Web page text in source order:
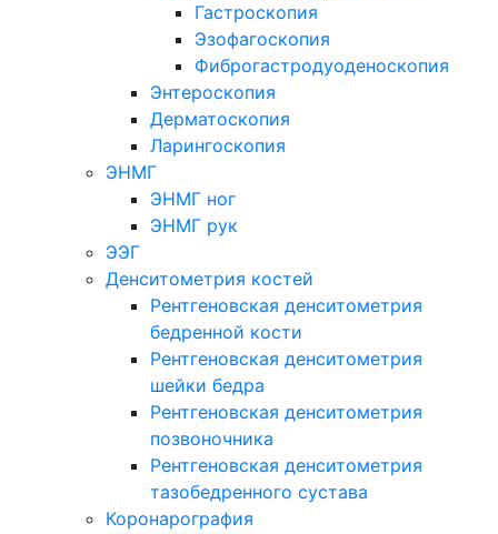
Гастроскопия
Эзофагоскопия
Фиброгастродуоденоскопия
Энтероскопия
Дерматоскопия
Ларингоскопия
ЭНМГ
ЭНМГ ног
ЭНМГ рук
ЭЭГ
Денситометрия костей
Рентгеновская денситометрия
бедренной кости
Рентгеновская денситометрия
шейки бедра
Рентгеновская денситометрия
позвоночника
Рентгеновская денситометрия
тазобедренного сустава
Коронарография